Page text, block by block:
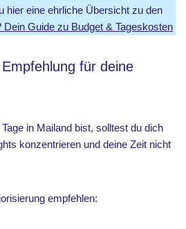
hier eine ehrliche Übersicht zu den
Dein Guide zu Budget & Tageskosten
für deine
in Mailand bist, solltest du dich
konzentrieren und deine Zeit nicht
empfehlen: